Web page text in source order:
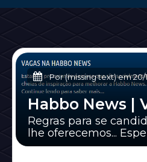
Por (missing text) em20/
Habbo News |
Regras para se
lhe oferecemos...